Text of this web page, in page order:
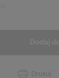
Drukuj